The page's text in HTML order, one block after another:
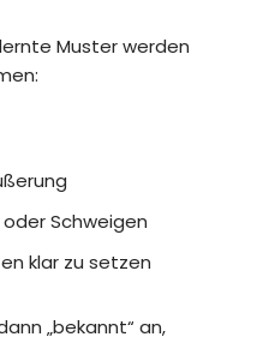
Muster werden
Schweigen
klar zu setzen
„bekannt“ an,